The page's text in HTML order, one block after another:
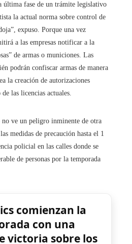
última fase de un trámite legislativo
la actual norma sobre control de
expuso. Porque una vez
a las empresas notificar a la
de armas o municiones. Las
podrán confiscar armas de manera
la creación de autorizaciones
las licencias actuales.
ve un peligro inminente de otra
medidas de precaución hasta el 1
policial en las calles donde se
de personas por la temporada
comienzan la
con una
victoria sobre los